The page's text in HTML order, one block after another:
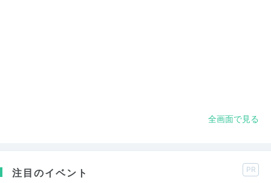
全画面で見る
注目のイベント PR